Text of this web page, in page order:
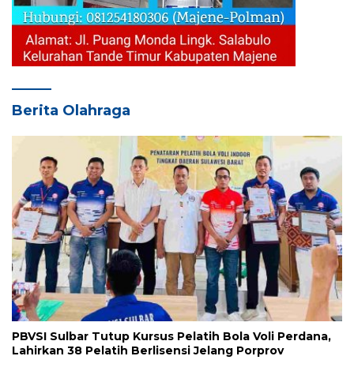
Berita Olahraga
PBVSI Sulbar Tutup Kursus Pelatih Bola Voli Perdana,
Lahirkan 38 Pelatih Berlisensi Jelang Porprov